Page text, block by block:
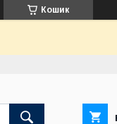
Кошик